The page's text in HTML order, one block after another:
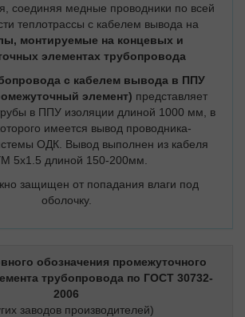
соединяя медные проводники по всей
теплотрассы с кабелем вывода на
монтируемые на концевых и
элементах трубопровода
с кабелем вывода в ППУ
элемент) представляет
в ППУ изоляции длиной 1000 мм, в
имеется вывод проводника-
ОДК. Вывод выполнен из кабеля
5х1.5 длиной 150-200мм.
защищен от попадания влаги под
оболочку.
обозначения промежуточного
трубопровода по ГОСТ 30732-
2006
заводов производителей)